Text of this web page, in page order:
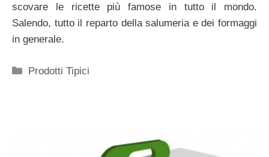
scovare le ricette più famose in tutto il mondo.
Salendo, tutto il reparto della salumeria e dei formaggi
in generale.
Categorie
Prodotti Tipici